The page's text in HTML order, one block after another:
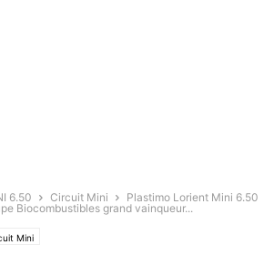
6.50 Circuit Mini
Plastimo Lorient Mini 6.50
Biocombustibles grand vainqueur...
Mini